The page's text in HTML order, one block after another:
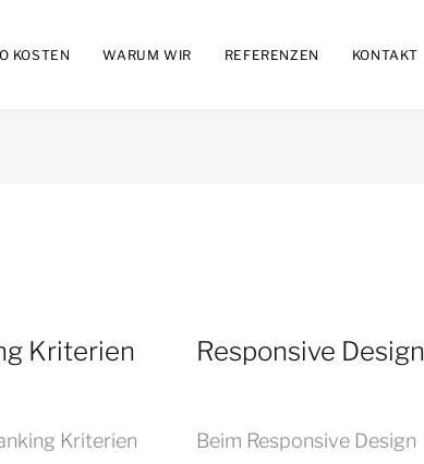
KOSTEN WARUM WIR REFERENZEN KONTAKT
Kriterien
Kriterien
Responsive Design
Beim Responsive Design